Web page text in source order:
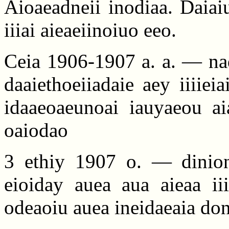
Aioaeadneii inodiaa.
iiiai aieaeiinoiuo eeo.
Ceia 1906-1907 a. a. —
daaiethoeiiadaie aey
idaaeoaeunoai iauyaeou
oaiodao
3 ethiy 1907 o. —
eioiday auea aua aieaa
odeaoiu auea ineidaeaia